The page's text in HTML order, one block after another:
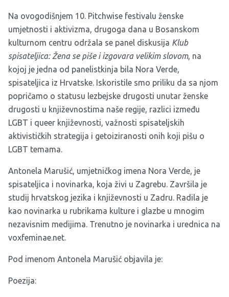
Na ovogodišnjem 10. Pitchwise festivalu ženske
umjetnosti i aktivizma, drugoga dana u Bosanskom
kulturnom centru održala se panel diskusija Klub
spisateljica: Žena se piše i izgovara velikim slovom, na
kojoj je jedna od panelistkinja bila Nora Verde,
spisateljica iz Hrvatske. Iskoristile smo priliku da sa njom
popričamo o statusu lezbejske drugosti unutar ženske
drugosti u književnostima naše regije, razlici između
LGBT i queer književnosti, važnosti spisateljskih
aktivističkih strategija i getoiziranosti onih koji pišu o
LGBT temama.
Antonela Marušić, umjetničkog imena Nora Verde, je
spisateljica i novinarka, koja živi u Zagrebu. Završila je
studij hrvatskog jezika i književnosti u Zadru. Radila je
kao novinarka u rubrikama kulture i glazbe u mnogim
nezavisnim medijima. Trenutno je novinarka i urednica na
voxfeminae.net.
Pod imenom Antonela Marušić objavila je:
Poezija: